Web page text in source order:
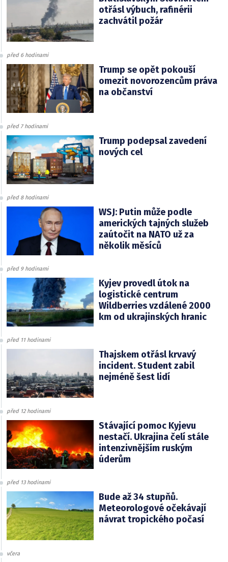
otřásl výbuch, rafinérii
zachvátil požár
před 6 hodinami
Trump se opět pokouší
omezit novorozencům práva
na občanství
před 7 hodinami
Trump podepsal zavedení
nových cel
před 8 hodinami
WSJ: Putin může podle
amerických tajných služeb
zaútočit na NATO už za
několik měsíců
před 9 hodinami
Kyjev provedl útok na
logistické centrum
Wildberries vzdálené 2000
km od ukrajinských hranic
před 11 hodinami
Thajskem otřásl krvavý
incident. Student zabil
nejméně šest lidí
před 12 hodinami
Stávající pomoc Kyjevu
nestačí. Ukrajina čelí stále
intenzivnějším ruským
úderům
před 13 hodinami
Bude až 34 stupňů.
Meteorologové očekávají
návrat tropického počasí
včera